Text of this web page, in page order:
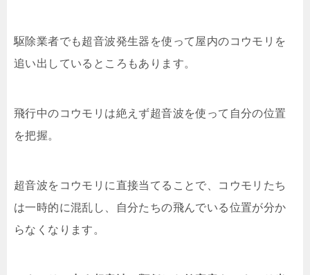
駆除業者でも超音波発生器を使って屋内のコウモリを
追い出しているところもあります。
飛行中のコウモリは絶えず超音波を使って自分の位置
を把握。
超音波をコウモリに直接当てることで、コウモリたち
は一時的に混乱し、自分たちの飛んでいる位置が分か
らなくなります。